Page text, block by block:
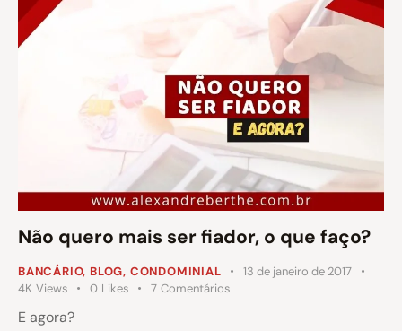
Não quero mais ser fiador, o que faço?
BANCÁRIO, BLOG, CONDOMINIAL
13 de janeiro de 2017
4K Views 0 Likes 7 Comentários
E agora?